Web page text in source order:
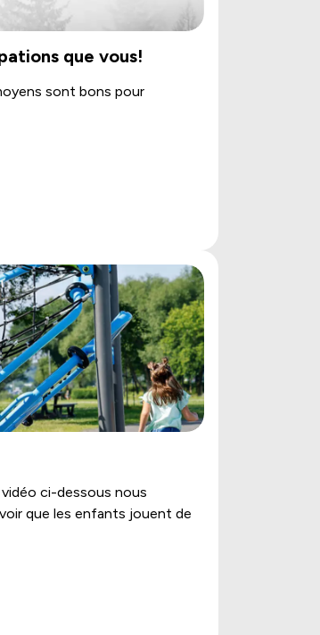
que vous!
sont bons pour
ci-dessous nous
que les enfants jouent de